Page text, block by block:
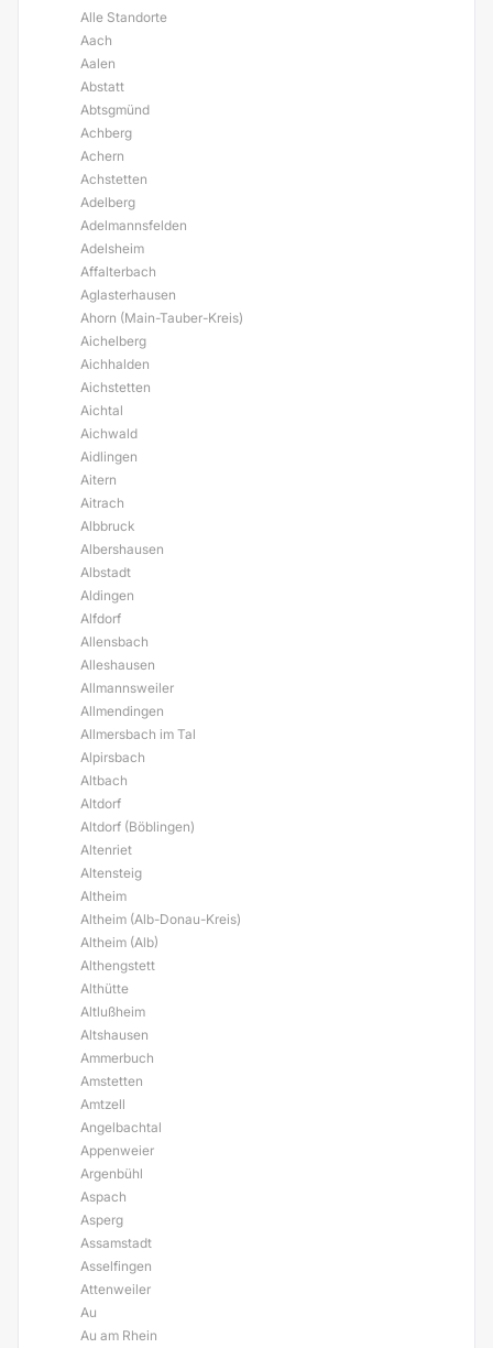
Alle Standorte
Aach
Aalen
Abstatt
Abtsgmünd
Achberg
Achern
Achstetten
Adelberg
Adelmannsfelden
Adelsheim
Affalterbach
Aglasterhausen
Ahorn (Main-Tauber-Kreis)
Aichelberg
Aichhalden
Aichstetten
Aichtal
Aichwald
Aidlingen
Aitern
Aitrach
Albbruck
Albershausen
Albstadt
Aldingen
Alfdorf
Allensbach
Alleshausen
Allmannsweiler
Allmendingen
Allmersbach im Tal
Alpirsbach
Altbach
Altdorf
Altdorf (Böblingen)
Altenriet
Altensteig
Altheim
Altheim (Alb-Donau-Kreis)
Altheim (Alb)
Althengstett
Althütte
Altlußheim
Altshausen
Ammerbuch
Amstetten
Amtzell
Angelbachtal
Appenweier
Argenbühl
Aspach
Asperg
Assamstadt
Asselfingen
Attenweiler
Au
Au am Rhein